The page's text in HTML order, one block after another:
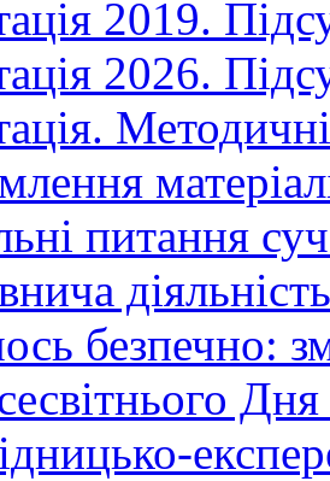
2019.
2026.
питання
діяльність
безпечно:
Дня